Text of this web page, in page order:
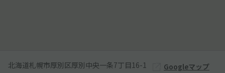
北海道札幌市厚別区厚別中央一条7丁目16-1 Googleマップ